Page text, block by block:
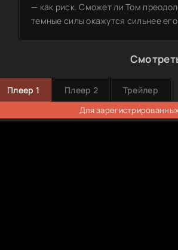
— как риск. Сможет ли Том
темные силы окажутся сильнее
Плеер 1 Плеер 2 Трейлер
Для